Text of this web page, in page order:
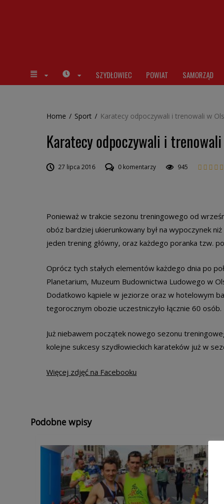
SZYDŁOWIEC POWIAT SAMORZĄD
Home / Sport / Karatecy odpoczywali i trenowali w
Karatecy odpoczywali i
27 lipca 2016 0 komentarzy 945
Ponieważ w trakcie sezonu treningowego od
obóz bardziej ukierunkowany był na wypoczynek
jeden trening główny, oraz każdego poranka tzw.
Oprócz tych stałych elementów każdego dnia po
Planetarium, Muzeum Budownictwa Ludowego w
Dodatkowo kąpiele w jeziorze oraz w hotelowym
tegorocznym obozie uczestniczyło łącznie 60 osób.
Już niebawem początek nowego sezonu
kolejne sukcesy szydłowieckich karateków już w
Więcej zdjęć na Facebooku
Podobne wpisy